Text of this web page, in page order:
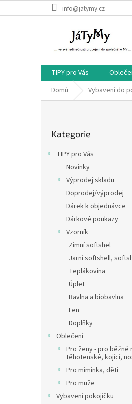
na
info@jatymy.cz
TIPY pro Vás
Domů
Vybavení do
kategorie
Kategorie
TIPY pro Vás
Novinky
Výprodej skladu
Doprodej/výprodej
Dárek k objednávce
Dárkové poukazy
Vzorník
Zimní softshel
Jarní softshell,
Teplákovina
Úplet
Bavlna a biobavlna
Len
Doplňky
Oblečení
Pro ženy - pro běžné
těhotenské, kojící,
Pro miminka, děti
Pro muže
Vybavení pokojíčku